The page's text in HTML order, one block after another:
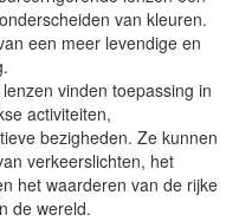
van kleuren.
een meer levendige en
vinden toepassing in
activiteiten,
bezigheden. Ze kunnen
verkeerslichten, het
het waarderen van de rijke
de wereld.